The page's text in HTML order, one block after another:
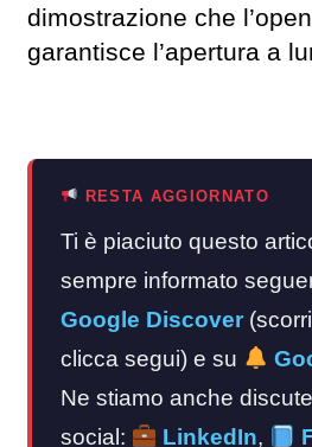
dimostrazione che
garantisce l’apertura a
RESTA AGGIORNATO
Ti è piaciuto questo
sempre informato
Google Discover
clicca segui) e su
Ne stiamo anche
social:
LinkedIn,